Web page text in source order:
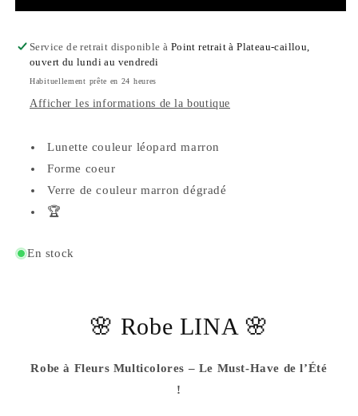
Lunette
léopard
Lunette
léopard
Service de retrait disponible à Point retrait à Plateau-caillou,
ouvert du lundi au vendredi
Habituellement prête en 24 heures
Afficher les informations de la boutique
Lunette couleur léopard marron
Forme coeur
Verre de couleur marron dégradé
🏆
En stock
🌸 Robe LINA 🌸
Robe à Fleurs Multicolores – Le Must-Have de l’Été
!